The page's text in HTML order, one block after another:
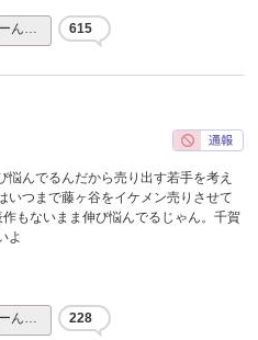
ん… 615
悩んでるんだから売り出す若手を考え
いつまで藤ヶ谷をイケメン売りさせて
もないまま伸び悩んでるじゃん。千賀
よ
ん… 228